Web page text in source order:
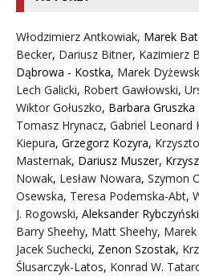
Włodzimierz Antkowiak, Marek
Becker, Dariusz Bitner, Kazimierz
Dąbrowa - Kostka, Marek
Lech Galicki, Robert Gawłowski,
Wiktor Gołuszko, Barbara Gruszka
Tomasz Hrynacz, Gabriel Leonard
Kiepura, Grzegorz Kozyra,
Masternak, Dariusz Muszer,
Nowak, Lesław Nowara, Szymon
Osewska, Teresa Podemska-Abt,
J. Rogowski, Aleksander Rybczyński
Barry Sheehy, Matt Sheehy, Marek
Jacek Suchecki, Zenon Szostak,
Ślusarczyk-Latos, Konrad W.